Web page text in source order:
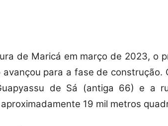
de Maricá em março de 2023, o
para a fase de construção.
de Sá (antiga 66) e a
19 mil metros